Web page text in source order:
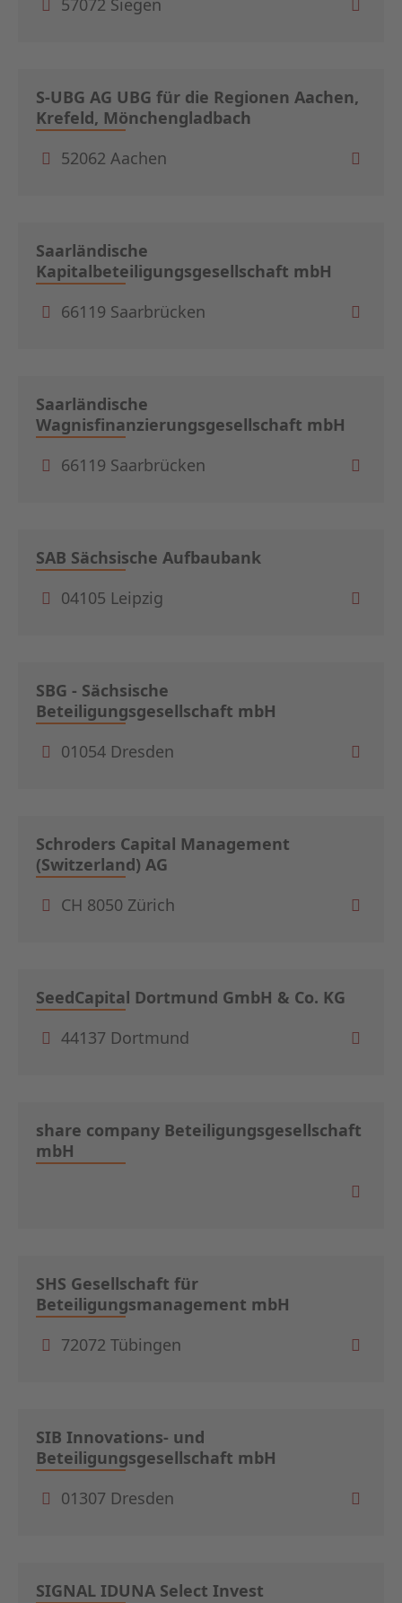
57072 Siegen
S-UBG AG UBG für die Regionen Aachen,
Krefeld, Mönchengladbach
52062 Aachen
Saarländische
Kapitalbeteiligungsgesellschaft mbH
66119 Saarbrücken
Saarländische
Wagnisfinanzierungsgesellschaft mbH
66119 Saarbrücken
SAB Sächsische Aufbaubank
04105 Leipzig
SBG - Sächsische
Beteiligungsgesellschaft mbH
01054 Dresden
Schroders Capital Management
(Switzerland) AG
CH 8050 Zürich
SeedCapital Dortmund GmbH & Co. KG
44137 Dortmund
share company Beteiligungsgesellschaft
mbH
SHS Gesellschaft für
Beteiligungsmanagement mbH
72072 Tübingen
SIB Innovations- und
Beteiligungsgesellschaft mbH
01307 Dresden
SIGNAL IDUNA Select Invest